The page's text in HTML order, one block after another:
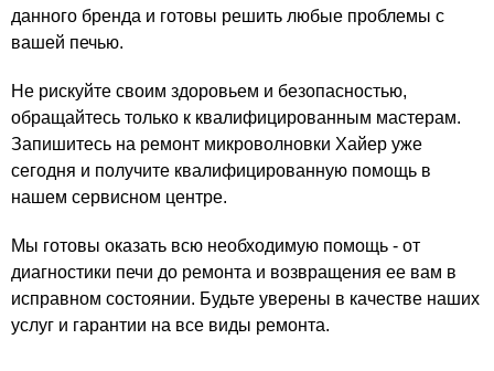
данного бренда и готовы решить любые проблемы с
вашей печью.
Не рискуйте своим здоровьем и безопасностью,
обращайтесь только к квалифицированным мастерам.
Запишитесь на ремонт микроволновки Хайер уже
сегодня и получите квалифицированную помощь в
нашем сервисном центре.
Мы готовы оказать всю необходимую помощь - от
диагностики печи до ремонта и возвращения ее вам в
исправном состоянии. Будьте уверены в качестве наших
услуг и гарантии на все виды ремонта.